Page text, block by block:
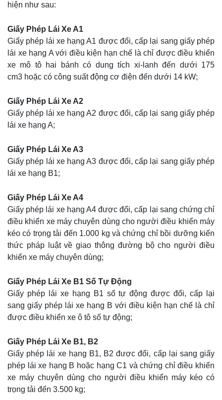
hiện như sau:
Giấy Phép Lái Xe A1
Giấy phép lái xe hạng A1 được đổi, cấp lại sang giấy phép
lái xe hạng A với điều kiện hạn chế là chỉ được điều khiển
xe mô tô hai bánh có dung tích xi-lanh đến dưới 175
cm3 hoặc có công suất động cơ điện đến dưới 14 kW;
Giấy Phép Lái Xe A2
Giấy phép lái xe hạng A2 được đổi, cấp lại sang giấy phép
lái xe hạng A;
Giấy Phép Lái Xe A3
Giấy phép lái xe hạng A3 được đổi, cấp lại sang giấy phép
lái xe hạng B1;
Giấy Phép Lái Xe A4
Giấy phép lái xe hạng A4 được đổi, cấp lại sang chứng chỉ
điều khiển xe máy chuyên dùng cho người điều khiển máy
kéo có trọng tải đến 1.000 kg và chứng chỉ bồi dưỡng kiến
thức pháp luật về giao thông đường bộ cho người điều
khiển xe máy chuyên dùng;
Giấy Phép Lái Xe B1 Số Tự Động
Giấy phép lái xe hạng B1 số tự động được đổi, cấp lại
sang giấy phép lái xe hạng B với điều kiện hạn chế là chỉ
được điều khiển xe ô tô số tự động;
Giấy Phép Lái Xe B1, B2
Giấy phép lái xe hạng B1, B2 được đổi, cấp lại sang giấy
phép lái xe hạng B hoặc hạng C1 và chứng chỉ điều khiển
xe máy chuyên dùng cho người điều khiển máy kéo có
trọng tải đến 3.500 kg;